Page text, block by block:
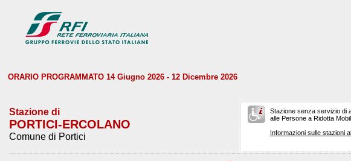
ORARIO PROGRAMMATO 14 Giugno 2026 - 12 Dicembre 2026
Stazione di
PORTICI-ERCOLANO
Comune di Portici
Stazione senza servizio di
alle Persone a Ridotta
Informazioni sulle stazioni